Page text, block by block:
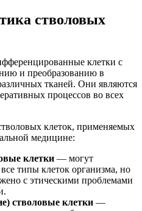
стволовых
клетки с
и преобразованию в
тканей. Они являются
процессов во всех
клеток, применяемых
медицине:
клетки — могут
типы клеток организма, но
с этическими проблемами
стволовые клетки —